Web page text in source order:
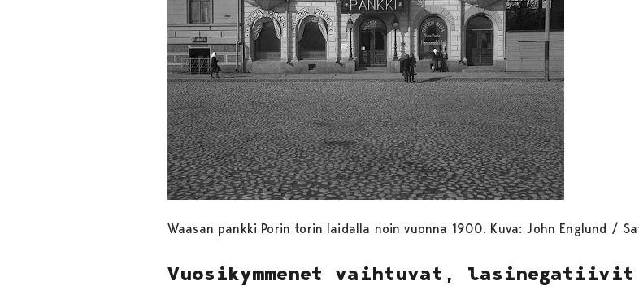
Waasan pankki Porin torin laidalla noin vuonna 1900. Kuva: John Englund /
Vuosikymmenet vaihtuvat, lasinegatiivit